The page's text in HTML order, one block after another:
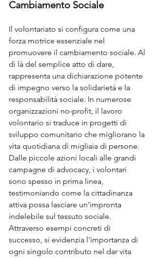
Cambiamento Sociale
Il volontariato si configura come una
forza motrice essenziale nel
promuovere il cambiamento sociale. Al
di là del semplice atto di dare,
rappresenta una dichiarazione potente
di impegno verso la solidarietà e la
responsabilità sociale. In numerose
organizzazioni no-profit, il lavoro
volontario si traduce in progetti di
sviluppo comunitario che migliorano la
vita quotidiana di migliaia di persone.
Dalle piccole azioni locali alle grandi
campagne di advocacy, i volontari
sono spesso in prima linea,
testimoniando come la cittadinanza
attiva possa lasciare un'impronta
indelebile sul tessuto sociale.
Attraverso esempi concreti di
successo, si evidenzia l'importanza di
ogni singolo contributo nel dar vita